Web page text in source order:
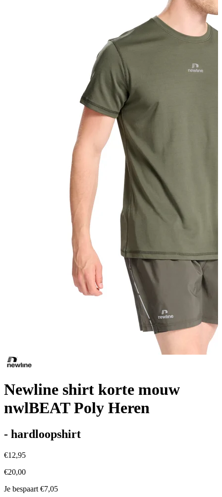
Newline shirt korte mouw
nwlBEAT Poly Heren
- hardloopshirt
€12,95
€20,00
Je bespaart €7,05